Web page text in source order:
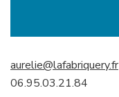
aurelie@lafabriquery.fr
06.95.03.21.84